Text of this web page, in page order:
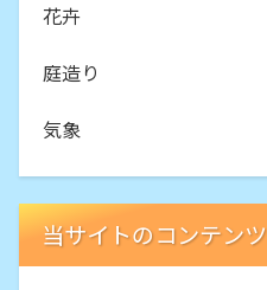
花卉
庭造り
気象
当サイトのコンテンツ